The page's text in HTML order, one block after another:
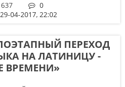
637
0
29-04-2017, 22:02
ПЕРЕХОД
НА ЛАТИНИЦУ -
ВРЕМЕНИ»